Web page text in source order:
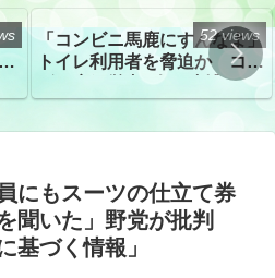
「コンビニ馬鹿にすんなよ」
トイレ利用者を脅迫か コン
52 views
にもスーツの仕立て券
聞いた」野党が批判
基づく情報」